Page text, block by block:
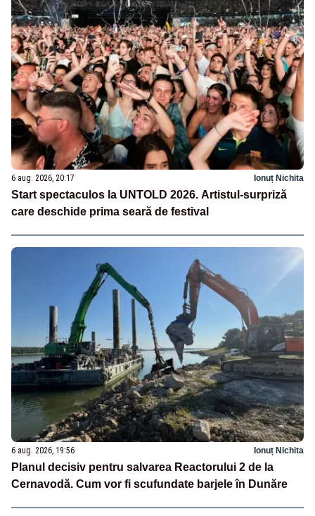
6 aug. 2026, 20:17 Ionuț Nichita
Start spectaculos la UNTOLD 2026. Artistul-surpriză
care deschide prima seară de festival
6 aug. 2026, 19:56 Ionuț Nichita
Planul decisiv pentru salvarea Reactorului 2 de la
Cernavodă. Cum vor fi scufundate barjele în Dunăre